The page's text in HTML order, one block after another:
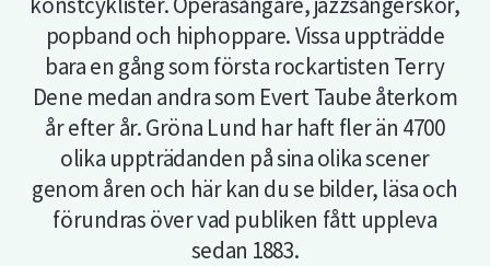
popband och hiphoppare. Vissa uppträdde
bara en gång som första rockartisten Terry
Dene medan andra som Evert Taube återkom
år efter år. Gröna Lund har haft fler än 4700
olika uppträdanden på sina olika scener
genom åren och här kan du se bilder, läsa och
förundras över vad publiken fått uppleva
sedan 1883.